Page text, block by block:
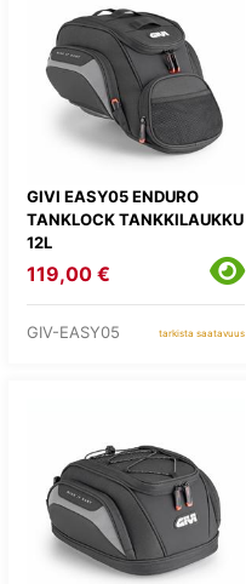
GIVI EASY05 ENDURO
TANKLOCK TANKKILAUKKU
12L
119,00 €
GIV-EASY05 tarkista saatavuus